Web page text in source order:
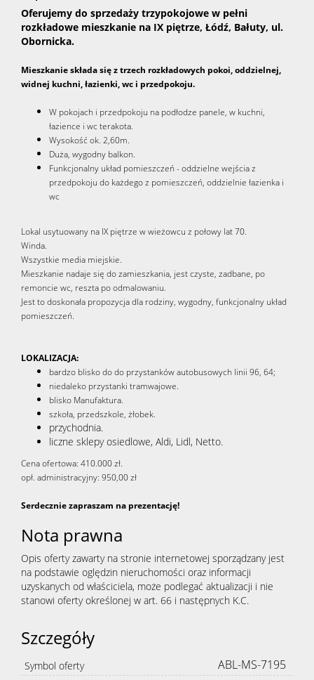
Oferujemy do sprzedaży trzypokojowe w pełni
rozkładowe mieszkanie na IX piętrze, Łódź, Bałuty, ul.
Obornicka.
Mieszkanie składa się z trzech rozkładowych pokoi, oddzielnej,
widnej kuchni, łazienki, wc i przedpokoju.
W pokojach i przedpokoju na podłodze panele, w kuchni,
łazience i wc terakota.
Wysokość ok. 2,60m.
Duża, wygodny balkon.
Funkcjonalny układ pomieszczeń - oddzielne wejścia z
przedpokoju do każdego z pomieszczeń, oddzielnie łazienka i
wc
Lokal usytuowany na IX piętrze w wieżowcu z połowy lat 70.
Winda.
Wszystkie media miejskie.
Mieszkanie nadaje się do zamieszkania, jest czyste, zadbane, po
remoncie wc, reszta po odmalowaniu.
Jest to doskonała propozycja dla rodziny, wygodny, funkcjonalny układ
pomieszczeń.
LOKALIZACJA:
bardzo blisko do do przystanków autobusowych linii 96, 64;
niedaleko przystanki tramwajowe.
blisko Manufaktura.
szkoła, przedszkole, żłobek.
przychodnia.
liczne sklepy osiedlowe, Aldi, Lidl, Netto.
Cena ofertowa: 410.000 zł.
opł. administracyjny: 950,00 zł
Serdecznie zapraszam na prezentację!
Nota prawna
Opis oferty zawarty na stronie internetowej sporządzany jest
na podstawie oględzin nieruchomości oraz informacji
uzyskanych od właściciela, może podlegać aktualizacji i nie
stanowi oferty określonej w art. 66 i następnych K.C.
Szczegóły
Symbol oferty
ABL-MS-7195